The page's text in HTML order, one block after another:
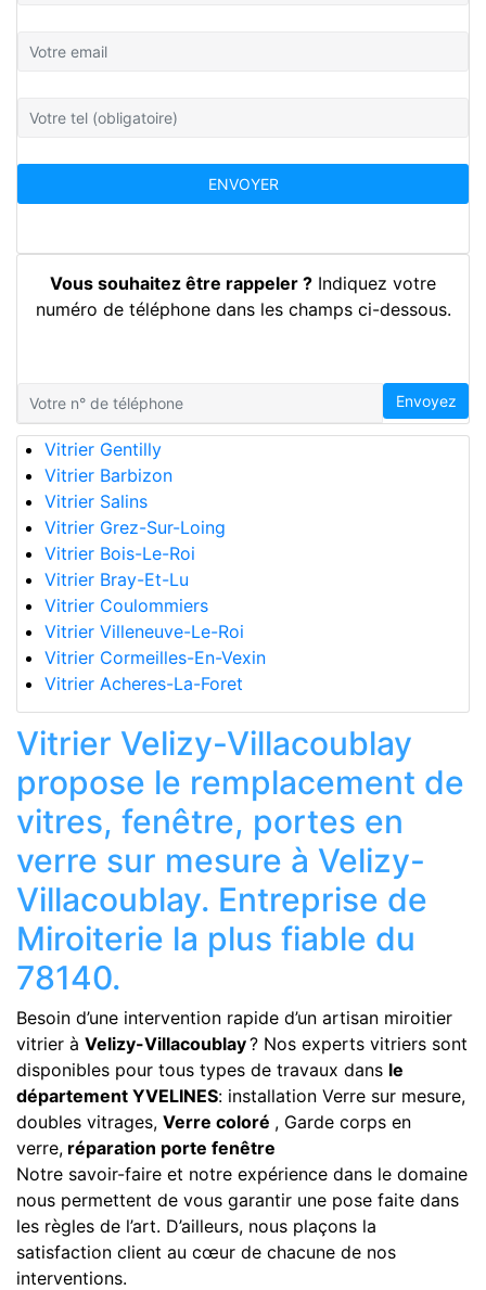
Vous souhaitez être rappeler ? Indiquez votre
numéro de téléphone dans les champs ci-dessous.
Envoyez
Vitrier Gentilly
Vitrier Barbizon
Vitrier Salins
Vitrier Grez-Sur-Loing
Vitrier Bois-Le-Roi
Vitrier Bray-Et-Lu
Vitrier Coulommiers
Vitrier Villeneuve-Le-Roi
Vitrier Cormeilles-En-Vexin
Vitrier Acheres-La-Foret
Vitrier Velizy-Villacoublay
propose le remplacement de
vitres, fenêtre, portes en
verre sur mesure à Velizy-
Villacoublay. Entreprise de
Miroiterie la plus fiable du
78140.
Besoin d’une intervention rapide d’un artisan miroitier
vitrier à Velizy-Villacoublay? Nos experts vitriers sont
disponibles pour tous types de travaux dans le
département YVELINES: installation Verre sur mesure,
doubles vitrages, Verre coloré , Garde corps en
verre, réparation porte fenêtre
Notre savoir-faire et notre expérience dans le domaine
nous permettent de vous garantir une pose faite dans
les règles de l’art. D’ailleurs, nous plaçons la
satisfaction client au cœur de chacune de nos
interventions.